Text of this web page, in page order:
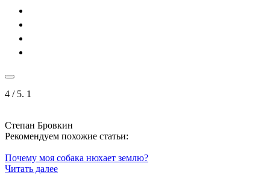
4 / 5. 1
Степан Бровкин
Рекомендуем похожие статьи:
Почему моя собака нюхает землю?
Читать далее